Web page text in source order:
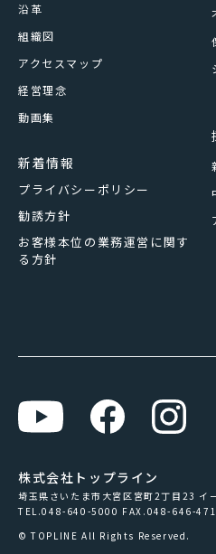
沿革
組織図
アクセスマップ
経営理念
動画集
新着情報
プライバシーポリシー
勧誘方針
お客様本位の業務運営に関す
る方針
株式会社トップライン
埼玉県さいたま市大宮区宮町2丁目23 イ
TEL.048-640-5000 FAX.048-646-
© TOPLINE All Rights Reserved.